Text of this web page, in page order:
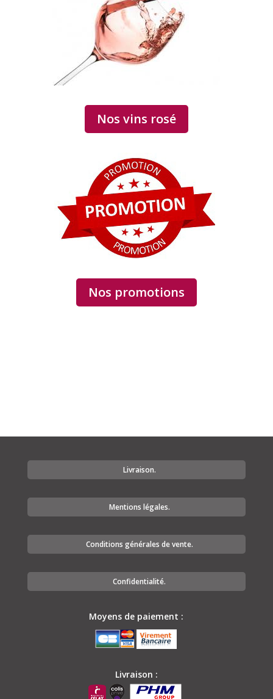
Nos vins rosé
Nos promotions
Livraison.
Mentions légales.
Conditions générales de vente.
Confidentialité.
Moyens de paiement :
Livraison :